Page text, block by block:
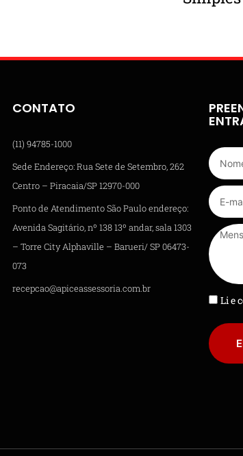
CONTATO
(11) 94785-1000
Sede Endereço: Rua Sete de Setembro, 262
Centro – Piracaia/SP 12970-000
Ponto de Atendimento São Paulo endereço:
Avenida Sagitário, nº 138 13º andar, sala 1303
– Torre City Alphaville – Barueri/ SP 06473-
073
recepcao@apiceassessoria.com.br
Li e